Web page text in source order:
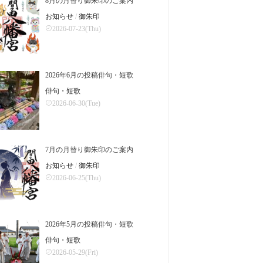
お知らせ / 御朱印
2026-07-23(Thu)
2026年6月の投稿俳句・短歌
俳句・短歌
2026-06-30(Tue)
7月の月替り御朱印のご案内
お知らせ / 御朱印
2026-06-25(Thu)
2026年5月の投稿俳句・短歌
俳句・短歌
2026-05-29(Fri)